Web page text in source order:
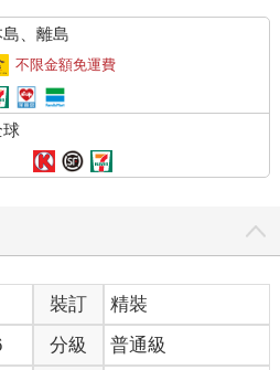
石頭。
、離島
不限金額免運費
球
裝訂
精裝
分級 普通級